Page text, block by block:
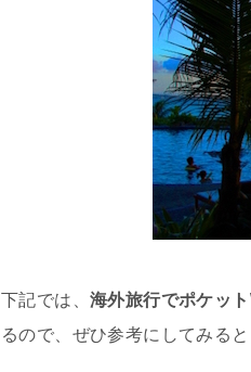
下記では、 海外旅行でポケッ
るので、ぜひ参考にしてみると